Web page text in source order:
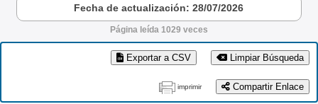
Fecha de actualización: 28/07/2026
Página leída 1029 veces
Limpiar Búsqueda
Exportar a CSV
Compartir Enlace
imprimir